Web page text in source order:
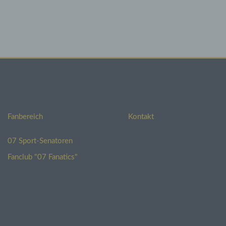
Fanbereich
07 Sport-Senatoren
Fanclub "07 Fanatics"
Kontakt